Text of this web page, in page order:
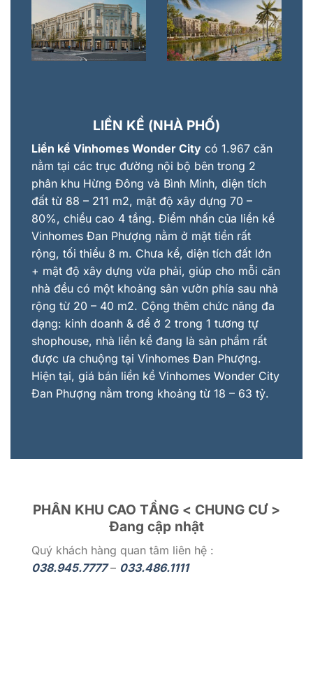
LIỀN KỀ (NHÀ PHỐ)
Liền kề Vinhomes Wonder City có 1.967 căn
nằm tại các trục đường nội bộ bên trong 2
phân khu Hừng Đông và Bình Minh, diện tích
đất từ 88 – 211 m2, mật độ xây dựng 70 –
80%, chiều cao 4 tầng. Điểm nhấn của liền kề
Vinhomes Đan Phượng nằm ở mặt tiền rất
rộng, tối thiểu 8 m. Chưa kể, diện tích đất lớn
+ mật độ xây dựng vừa phải, giúp cho mỗi căn
nhà đều có một khoảng sân vườn phía sau nhà
rộng từ 20 – 40 m2. Cộng thêm chức năng đa
dạng: kinh doanh & để ở 2 trong 1 tương tự
shophouse, nhà liền kề đang là sản phẩm rất
được ưa chuộng tại Vinhomes Đan Phượng.
Hiện tại, giá bán liền kề Vinhomes Wonder City
Đan Phượng nằm trong khoảng từ 18 – 63 tỷ.
PHÂN KHU CAO TẦNG < CHUNG CƯ >
Đang cập nhật
Quý khách hàng quan tâm liên hệ :
038.945.7777– 033.486.1111